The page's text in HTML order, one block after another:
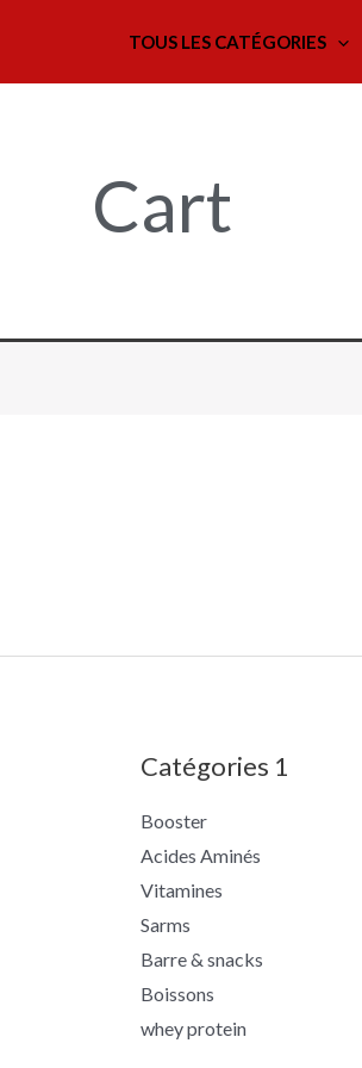
TOUS LES CATÉGORIES
Cart
Catégories 1
Booster
Acides Aminés
Vitamines
Sarms
Barre & snacks
Boissons
whey protein